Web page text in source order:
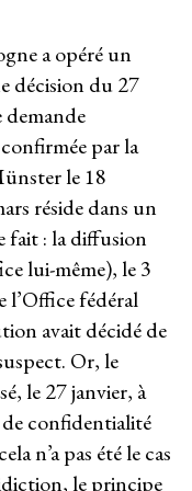
a opéré un
décision du 27
demande
par la
le 18
réside dans un
fait : la diffusion
lui-même), le 3
l’Office fédéral
avait décidé de
Or, le
le 27 janvier, à
confidentialité
n’a pas été le cas
le principe